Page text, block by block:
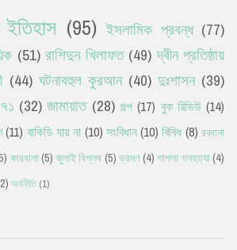
ইতিহাস (95) ইসলামিক প্রবন্ধ (77)
(51) রাশিদুন খিলাফত (49) দ্বীন প্রতিষ্ঠায়
(44) ঘটনাবহুল কুরআন (40) দুঃশাসন (39)
(32) জামায়াত (28) গল্প (17) বুক রিভিউ (14)
(11) বাকিডি যায় না (10) সংবিধান(10) বিবিধ (8) রব্বানা
কারবালা (5) জুলাই বিপ্লব (5) ভ্রমণ (4) শাপলা গনহত্যা (4)
অর্থনীতি (1)